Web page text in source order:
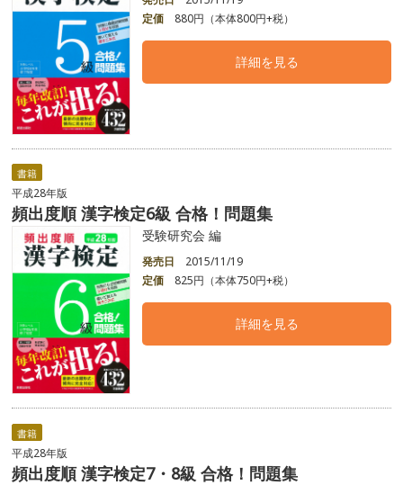
定価
880円（本体800円+税）
詳細を見る
書籍
平成28年版
頻出度順 漢字検定6級 合格！問題集
受験研究会 編
発売日
2015/11/19
定価
825円（本体750円+税）
詳細を見る
書籍
平成28年版
頻出度順 漢字検定7・8級 合格！問題集